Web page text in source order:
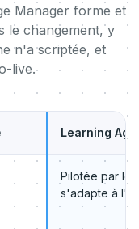
Manager forme et
le changement, y
n'a scriptée, et
live.
Learning
Pilotée par le
s'adapte à